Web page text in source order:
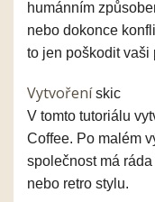
humánním
nebo dokonce
to jen poškoditvaši
Vytvořenískic
V tomto tutoriálu
Coffee. Po malém
společnost má ráda
nebo retro stylu.